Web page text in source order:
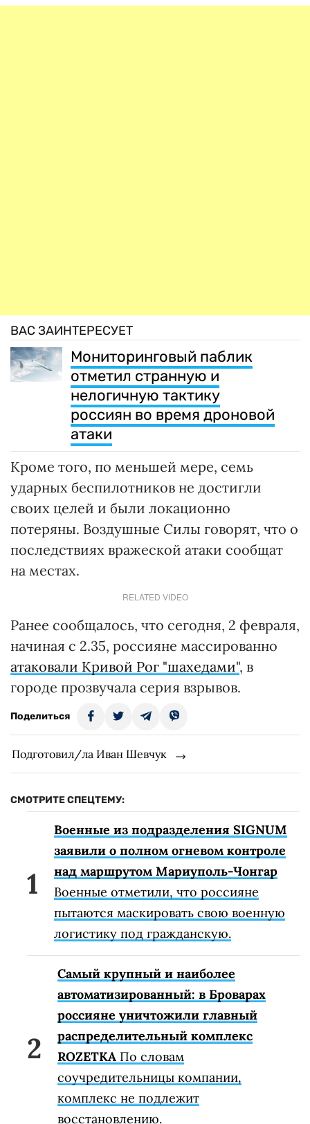
ВАС ЗАИНТЕРЕСУЕТ
Мониторинговый паблик
отметил странную и
нелогичную тактику
россиян во время дроновой
атаки
Кроме того, по меньшей мере, семь
ударных беспилотников не достигли
своих целей и были локационно
потеряны. Воздушные Силы говорят, что о
последствиях вражеской атаки сообщат
на местах.
RELATED VIDEO
Ранее сообщалось, что сегодня, 2 февраля,
начиная с 2.35, россияне массированно
атаковали Кривой Рог "шахедами", в
городе прозвучала серия взрывов.
Поделиться
Подготовил/ла Иван Шевчук
СМОТРИТЕ СПЕЦТЕМУ:
Военные из подразделения SIGNUM
заявили о полном огневом контроле
над маршрутом Мариуполь-Чонгар
Военные отметили, что россияне
пытаются маскировать свою военную
логистику под гражданскую.
Самый крупный и наиболее
автоматизированный: в Броварах
россияне уничтожили главный
распределительный комплекс
ROZETKA По словам
соучредительницы компании,
комплекс не подлежит
восстановлению.